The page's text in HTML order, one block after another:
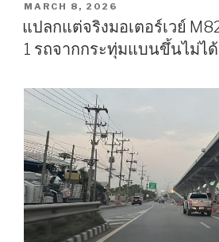
POSTED
ON
MARCH 8, 2026
แปลกแต่จริงมอเตอร์เวย์
1 รถจากกระทุ่มแบนขึ้นไม่ได้